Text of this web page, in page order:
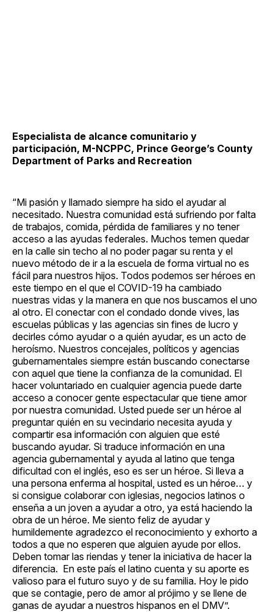
Especialista de alcance comunitario y
participación, M-NCPPC, Prince George’s County
Department of Parks and Recreation
“Mi pasión y llamado siempre ha sido el ayudar al
necesitado. Nuestra comunidad está sufriendo por falta
de trabajos, comida, pérdida de familiares y no tener
acceso a las ayudas federales. Muchos temen quedar
en la calle sin techo al no poder pagar su renta y el
nuevo método de ir a la escuela de forma virtual no es
fácil para nuestros hijos. Todos podemos ser héroes en
este tiempo en el que el COVID-19 ha cambiado
nuestras vidas y la manera en que nos buscamos el uno
al otro. El conectar con el condado donde vives, las
escuelas públicas y las agencias sin fines de lucro y
decirles cómo ayudar o a quién ayudar, es un acto de
heroísmo. Nuestros concejales, políticos y agencias
gubernamentales siempre están buscando conectarse
con aquel que tiene la confianza de la comunidad. El
hacer voluntariado en cualquier agencia puede darte
acceso a conocer gente espectacular que tiene amor
por nuestra comunidad. Usted puede ser un héroe al
preguntar quién en su vecindario necesita ayuda y
compartir esa información con alguien que esté
buscando ayudar. Si traduce información en una
agencia gubernamental y ayuda al latino que tenga
dificultad con el inglés, eso es ser un héroe. Si lleva a
una persona enferma al hospital, usted es un héroe… y
si consigue colaborar con iglesias, negocios latinos o
enseña a un joven a ayudar a otro, ya está haciendo la
obra de un héroe. Me siento feliz de ayudar y
humildemente agradezco el reconocimiento y exhorto a
todos a que no esperen que alguien ayude por ellos.
Deben tomar las riendas y tener la iniciativa de hacer la
diferencia. En este país el latino cuenta y su aporte es
valioso para el futuro suyo y de su familia. Hoy le pido
que se contagie, pero de amor al prójimo y se llene de
ganas de ayudar a nuestros hispanos en el DMV”.